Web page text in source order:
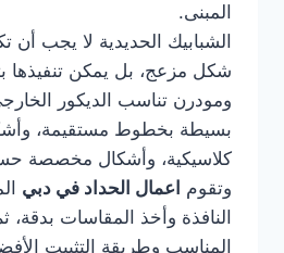
المبنى.
الشبابيك الحديدية لا يجب أن
شكل مزعج، بل يمكن تنفيذها
ومودرن تناسب الديكور
بسيطة بخطوط مستقيمة،
كلاسيكية، وأشكال مخصصة
وتقوم اعمال الحداد في دبي
النافذة وأخذ المقاسات بدقة،
المناسب وطريقة التثبيت